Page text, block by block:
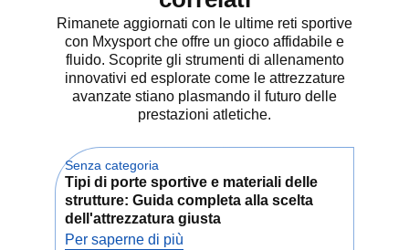
Il dimensioni personalizzabili
garantisce l'adattabilità a diversi
spazi di allenamento, sia
all'interno di una gabbia di battuta
facile da configuraresignifica
che non si perde tempo a
prepararsi e ci si può concentrare
sull'allenamento. Ilresistenza alle
sollecitazionidella rete assicura
che rimanga intatta anche dopo
Rimanete aggiornati con le ultime reti sportive
con Mxysport che offre un gioco affidabile e
fluido. Scoprite gli strumenti di allenamento
innovativi ed esplorate come le attrezzature
avanzate stiano plasmando il futuro delle
prestazioni atletiche.
Senza categoria
Tipi di porte sportive e materiali delle
strutture: Guida completa alla scelta
dell'attrezzatura giusta
Per saperne di più